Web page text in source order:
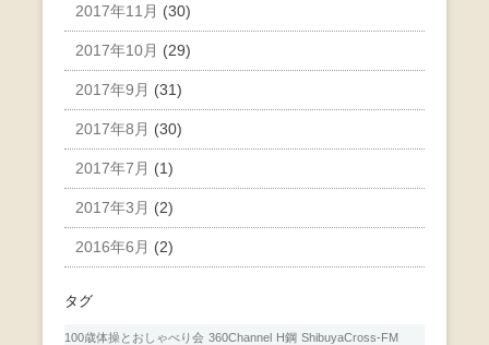
2017年11月 (30)
2017年10月 (29)
2017年9月 (31)
2017年8月 (30)
2017年7月 (1)
2017年3月 (2)
2016年6月 (2)
タグ
100歳体操とおしゃべり会 360Channel H鋼 ShibuyaCross-FM